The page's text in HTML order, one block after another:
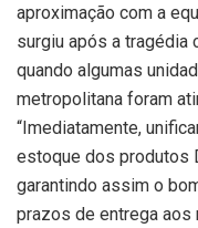
aproximação com a
surgiu após a tragédia
quando algumas
metropolitana foram
“Imediatamente,
estoque dos produtos
garantindo assim o
prazos de entrega aos